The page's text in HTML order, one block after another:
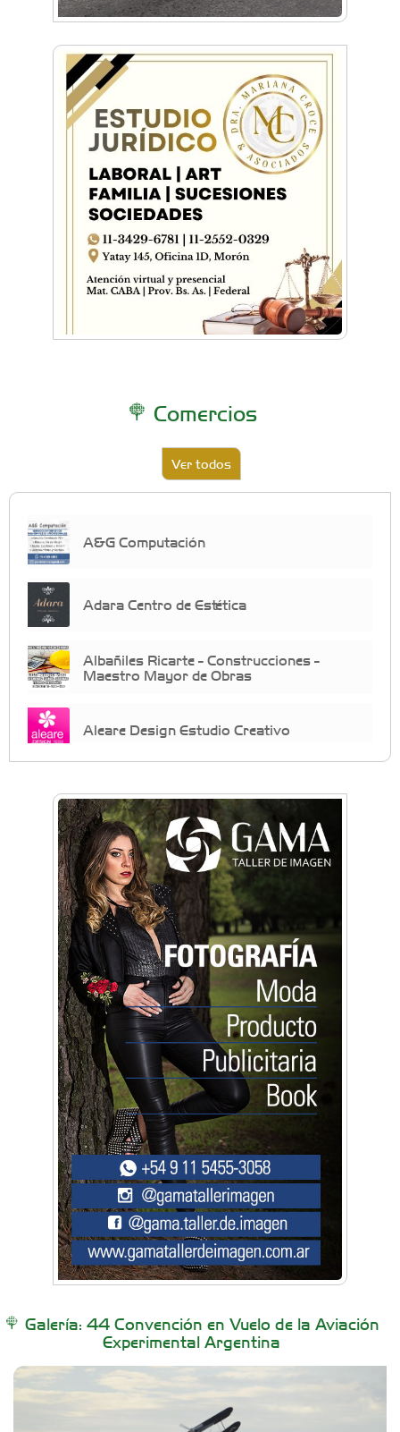
Comercios
Ver todos
A&G Computación
Adara Centro de Estética
Albañiles Ricarte - Construcciones -
Maestro Mayor de Obras
Aleare Design Estudio Creativo
Almacén Chiche
Anahata: Mindfullness - Psicología -
Bienestar Emocional - Coaching
Arq. Horacio Alejandro Sánchez
Artística ApasionArte
Artística Catalina
Artística Veral
BAIC Ramos Mejía
Brisé Estudio de Danzas
Carniceria y granja El Viejo Peña
Galería: 44 Convención en Vuelo de la Aviación
Experimental Argentina